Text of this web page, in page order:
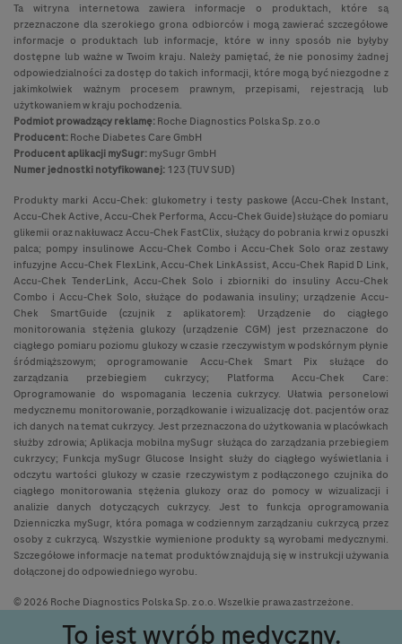
Ta witryna internetowa zawiera informacje o produktach, które są
przeznaczone dla szerokiego grona odbiorców i mogą zawierać szczegółowe
informacje o produktach lub informacje, które w inny sposób nie byłyby
dostępne lub ważne w Twoim kraju. Należy pamiętać, że nie ponosimy żadnej
odpowiedzialności za dostęp do takich informacji, które mogą być niezgodne z
jakimkolwiek ważnym procesem prawnym, przepisami, rejestracją lub
użytkowaniem w kraju pochodzenia.
Podmiot prowadzący reklamę:Roche Diagnostics Polska Sp. z o.o
Producent:Roche Diabetes Care GmbH
Producent aplikacji mySugr:mySugr GmbH
Numer jednostki notyfikowanej:123 (TUV SUD)
Produkty marki Accu-Chek: glukometry i testy paskowe (Accu-Chek Instant,
Accu-Chek Active, Accu-Chek Performa, Accu-Chek Guide) służące do pomiaru
glikemii oraz nakłuwacz Accu-Chek FastClix, służący do pobrania krwi z opuszki
palca; pompy insulinowe Accu-Chek Combo i Accu-Chek Solo oraz zestawy
infuzyjne Accu-Chek FlexLink, Accu-Chek LinkAssist, Accu-Chek Rapid D Link,
Accu-Chek TenderLink, Accu-Chek Solo i zbiorniki do insuliny Accu-Chek
Combo i Accu-Chek Solo, służące do podawania insuliny; urządzenie Accu-
Chek SmartGuide (czujnik z aplikatorem): Urządzenie do ciągłego
monitorowania stężenia glukozy (urządzenie CGM) jest przeznaczone do
ciągłego pomiaru poziomu glukozy w czasie rzeczywistym w podskórnym płynie
śródmiąższowym; oprogramowanie Accu-Chek Smart Pix służące do
zarządzania przebiegiem cukrzycy; Platforma Accu-Chek Care:
Oprogramowanie do wspomagania leczenia cukrzycy. Ułatwia personelowi
medycznemu monitorowanie, porządkowanie i wizualizację dot. pacjentów oraz
ich danych na temat cukrzycy. Jest przeznaczona do użytkowania w placówkach
służby zdrowia; Aplikacja mobilna mySugr służąca do zarządzania przebiegiem
cukrzycy; Funkcja mySugr Glucose Insight służy do ciągłego wyświetlania i
odczytu wartości glukozy w czasie rzeczywistym z podłączonego czujnika do
ciągłego monitorowania stężenia glukozy oraz do pomocy w wizualizacji i
analizie danych dotyczących cukrzycy. Jest to funkcja oprogramowania
Dzienniczka mySugr, która pomaga w codziennym zarządzaniu cukrzycą przez
osoby z cukrzycą. Wszystkie wymienione produkty są wyrobami medycznymi.
Szczegółowe informacje na temat produktów znajdują się w instrukcji używania
dołączonej do odpowiedniego wyrobu.
© 2026 Roche Diagnostics Polska Sp. z o.o. Wszelkie prawa zastrzeżone.
To jest wyrób medyczny.